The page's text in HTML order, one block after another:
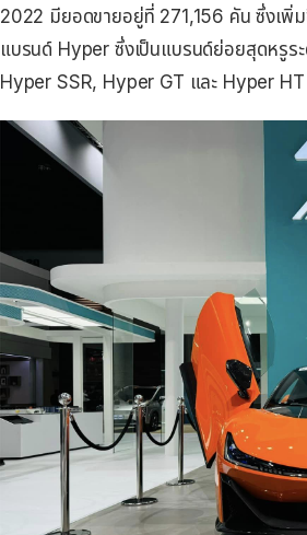
2022 มียอดขายอยู่ที่ 271,156 คัน ซึ่งเพิ่ม
แบรนด์ Hyper ซึ่งเป็นแบรนด์ย่อยสุดหรูร
Hyper SSR, Hyper GT และ Hyper HT